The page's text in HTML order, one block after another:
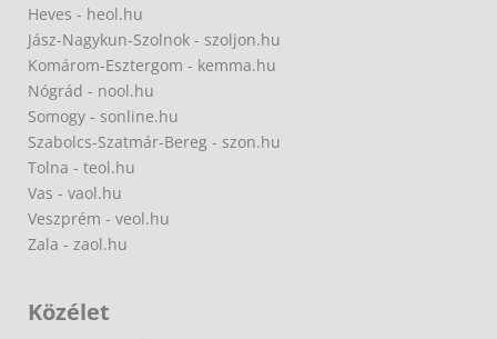
Heves - heol.hu
Jász-Nagykun-Szolnok - szoljon.hu
Komárom-Esztergom - kemma.hu
Nógrád - nool.hu
Somogy - sonline.hu
Szabolcs-Szatmár-Bereg - szon.hu
Tolna - teol.hu
Vas - vaol.hu
Veszprém - veol.hu
Zala - zaol.hu
Közélet